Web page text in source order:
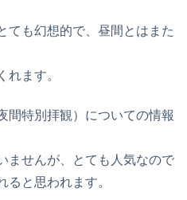
ても幻想的で、昼間とはまた
れます。
間特別拝観）についての情報
ませんが、とても人気なので
ると思われます。